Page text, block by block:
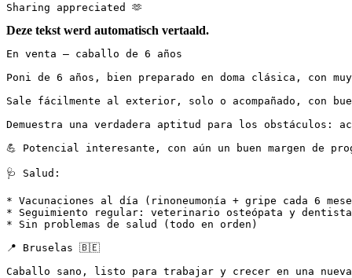
Sharing appreciated 🫶
Deze tekst werd automatisch vertaald.
En venta – caballo de 6 años
Poni de 6 años, bien preparado en doma clásica,
Sale fácilmente al exterior, solo o acompañado, con
Demuestra una verdadera aptitud para los
💪 Potencial interesante, con aún un buen margen de
🩺 Salud:
* Vacunaciones al día (rinoneumonía + gripe cada 6
* Seguimiento regular: veterinario osteópata y dentista
* Sin problemas de salud (todo en orden)
📍 Bruselas 🇧🇪
Caballo sano, listo para trabajar y crecer en una